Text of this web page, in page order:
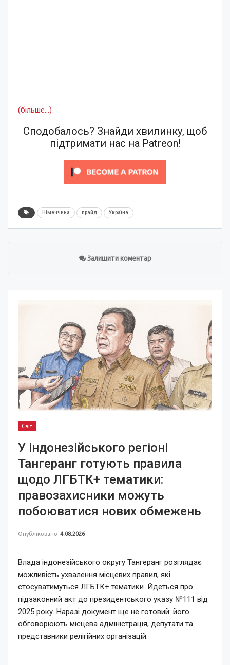
(більше…)
Сподобалось? Знайди хвилинку, щоб
підтримати нас на Patreon!
Німеччина прайд Україна
Залишити коментар
Світ
У індонезійського регіоні
Тангеранг готують правила
щодо ЛГБТК+ тематики:
правозахисники можуть
побоюватися нових обмежень
Опубліковано 4.08.2026
Влада індонезійського округу Тангеранг розглядає
можливість ухвалення місцевих правил, які
стосуватимуться ЛГБТК+ тематики. Йдеться про
підзаконний акт до президентського указу №111 від
2025 року. Наразі документ ще не готовий: його
обговорюють місцева адміністрація, депутати та
представники релігійних організацій.